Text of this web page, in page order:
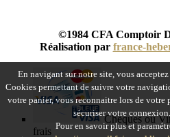
En navigant sur notre site, vous
Cookies permettant de suivre votre
votre panier, vous reconnaitre lors de votre
sécuriser votre connexion.
Pour en savoir plus et
©1984 CFA Comptoir
Réalisation par france-
Chèques ou
frais